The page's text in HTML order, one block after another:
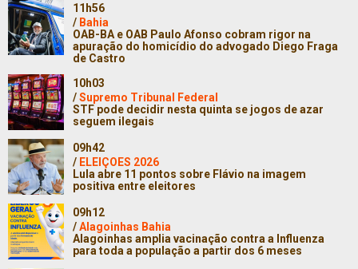
11h56
/ Bahia
OAB-BA e OAB Paulo Afonso cobram rigor na
apuração do homicídio do advogado Diego Fraga
de Castro
10h03
/Supremo Tribunal Federal
STF pode decidir nesta quinta se jogos de azar
seguem ilegais
09h42
/ ELEIÇOES 2026
Lula abre 11 pontos sobre Flávio na imagem
positiva entre eleitores
09h12
/Alagoinhas Bahia
Alagoinhas amplia vacinação contra a Influenza
para toda a população a partir dos 6 meses